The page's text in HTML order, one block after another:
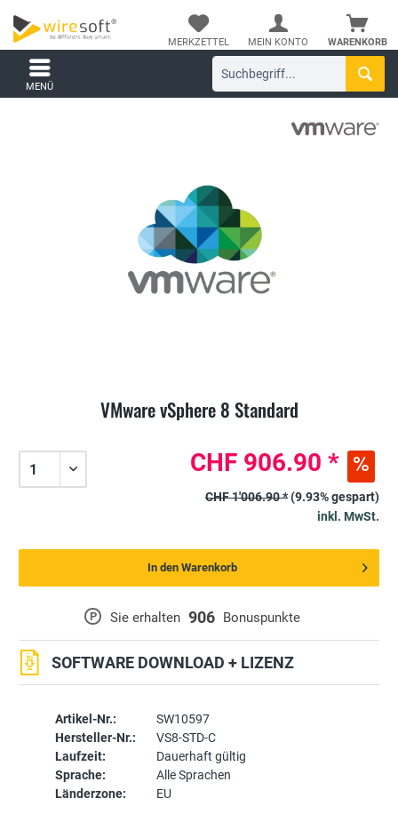
WARENKORB
MERKZETTEL MEIN KONTO
MENÜ
VMware vSphere 8 Standard
Artikel-Nr.:
SW10597
Hersteller-Nr.:
VS8-STD-C
Laufzeit:
Dauerhaft gültig
Sprache:
Alle Sprachen
Länderzone:
EU
P Sie erhalten 906 Bonuspunkte
SOFTWARE DOWNLOAD + LIZENZ
CHF 906.90 *
CHF 1'006.90 *(9.93% gespart)
inkl. MwSt.
In den Warenkorb